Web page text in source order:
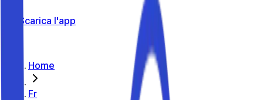
Scarica l'app
Home
Fr